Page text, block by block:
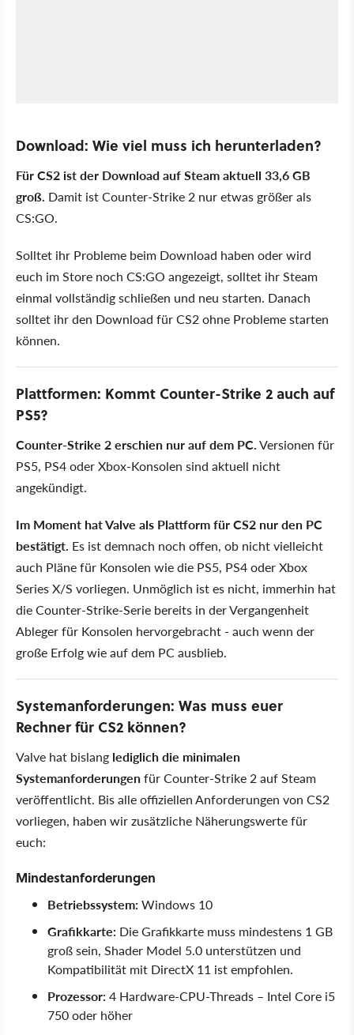
Download: Wie viel muss ich herunterladen?
Für CS2 ist der Download auf Steam aktuell 33,6 GB
groß. Damit ist Counter-Strike 2 nur etwas größer als
CS:GO.
Solltet ihr Probleme beim Download haben oder wird
euch im Store noch CS:GO angezeigt, solltet ihr Steam
einmal vollständig schließen und neu starten. Danach
solltet ihr den Download für CS2 ohne Probleme starten
können.
Plattformen: Kommt Counter-Strike 2 auch auf
PS5?
Counter-Strike 2 erschien nur auf dem PC.Versionen für
PS5, PS4 oder Xbox-Konsolen sind aktuell nicht
angekündigt.
Im Moment hat Valve als Plattform für CS2 nur den PC
bestätigt. Es ist demnach noch offen, ob nicht vielleicht
auch Pläne für Konsolen wie die PS5, PS4 oder Xbox
Series X/S vorliegen. Unmöglich ist es nicht, immerhin hat
die Counter-Strike-Serie bereits in der Vergangenheit
Ableger für Konsolen hervorgebracht - auch wenn der
große Erfolg wie auf dem PC ausblieb.
Systemanforderungen: Was muss euer
Rechner für CS2 können?
Valve hat bislang lediglich die minimalen
Systemanforderungenfür Counter-Strike 2 auf Steam
veröffentlicht. Bis alle offiziellen Anforderungen von CS2
vorliegen, haben wir zusätzliche Näherungswerte für
euch:
Mindestanforderungen
Betriebssystem:Windows 10
Grafikkarte: Die Grafikkarte muss mindestens 1 GB
groß sein, Shader Model 5.0 unterstützen und
Kompatibilität mit DirectX 11 ist empfohlen.
Prozessor:4 Hardware-CPU-Threads – Intel Core i5
750 oder höher